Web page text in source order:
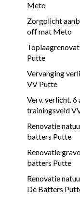
Meto
Zorgplicht
off mat Meto
Putte
Vervanging
VV Putte
Verv. verlicht. 6
trainingsveld
Renovatie
batters Putte
Renovatie
batters Putte
Renovatie
De Batters